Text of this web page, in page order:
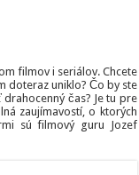
filmov i seriálov. Chcete
doteraz uniklo? Čo by ste
čas? Je tu pre
zaujímavostí, o ktorých
sú filmový guru Jozef